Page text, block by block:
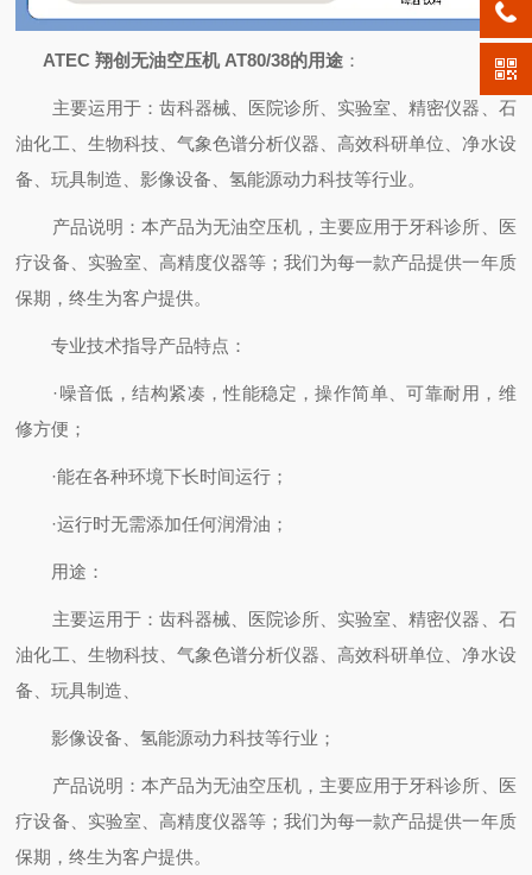
ATEC 翔创无油空压机AT80/38的用途 ：
主要运用于：齿科器械、医院诊所、实验室、精密仪器、石
油化工、生物科技、气象色谱分析仪器、高效科研单位、净水设
备、玩具制造、影像设备、氢能源动力科技等行业。
产品说明：本产品为无油空压机，主要应用于牙科诊所、医
疗设备、实验室、高精度仪器等；我们为每一款产品提供一年质
保期，终生为客户提供。
专业技术指导产品特点：
·噪音低，结构紧凑，性能稳定，操作简单、可靠耐用，维
修方便；
·能在各种环境下长时间运行；
·运行时无需添加任何润滑油；
用途：
主要运用于：齿科器械、医院诊所、实验室、精密仪器、石
油化工、生物科技、气象色谱分析仪器、高效科研单位、净水设
备、玩具制造、
影像设备、氢能源动力科技等行业；
产品说明：本产品为无油空压机，主要应用于牙科诊所、医
疗设备、实验室、高精度仪器等；我们为每一款产品提供一年质
保期，终生为客户提供。